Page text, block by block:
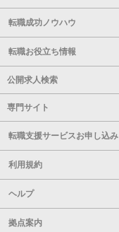
転職成功ノウハウ
転職お役立ち情報
公開求人検索
専門サイト
転職支援サービスお申し込み
利用規約
ヘルプ
拠点案内